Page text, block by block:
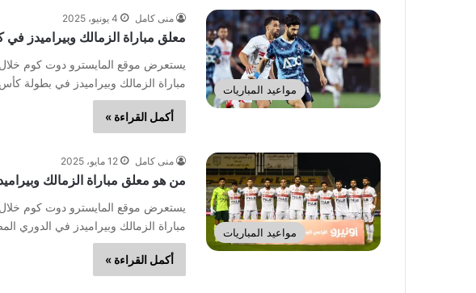
مواعيد المباريات
منى كامل 4 يونيو، 2025
معلق مباراة الزمالك وبيراميدز
يستعرض موقع المايسترو دوت كوم
مباراة الزمالك وبيراميدز في بطولة
أكمل القراءة »
مواعيد المباريات
منى كامل 12 مايو، 2025
من هو معلق مباراة الزمالك
يستعرض موقع المايسترو دوت كوم
مباراة الزمالك وبيراميدز في الدوري
أكمل القراءة »